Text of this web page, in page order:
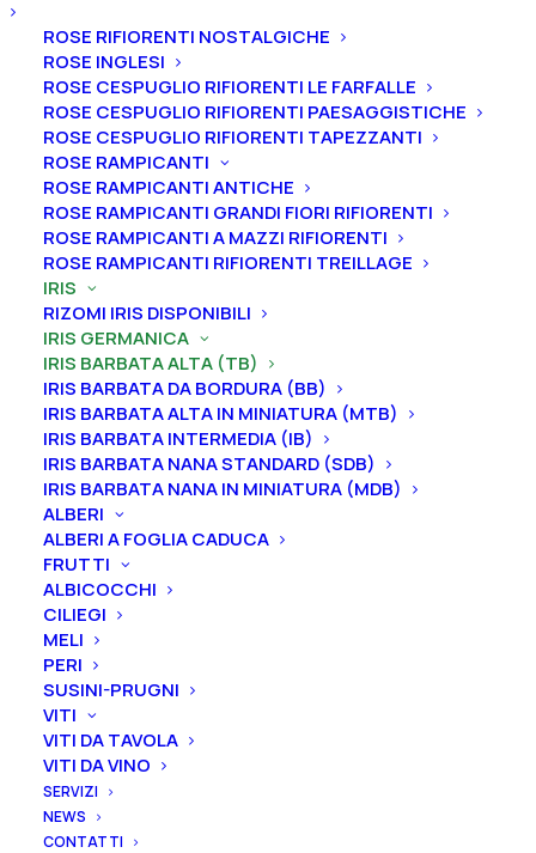
ROSE RIFIORENTI NOSTALGICHE
ROSE INGLESI
ROSE CESPUGLIO RIFIORENTI LE FARFALLE
ROSE CESPUGLIO RIFIORENTI PAESAGGISTICHE
ROSE CESPUGLIO RIFIORENTI TAPEZZANTI
ROSE RAMPICANTI
ROSE RAMPICANTI ANTICHE
ROSE RAMPICANTI GRANDI FIORI RIFIORENTI
ROSE RAMPICANTI A MAZZI RIFIORENTI
ROSE RAMPICANTI RIFIORENTI TREILLAGE
IRIS
RIZOMI IRIS DISPONIBILI
IRIS GERMANICA
IRIS BARBATA ALTA (TB)
IRIS BARBATA DA BORDURA (BB)
IRIS BARBATA ALTA IN MINIATURA (MTB)
IRIS BARBATA INTERMEDIA (IB)
IRIS BARBATA NANA STANDARD (SDB)
IRIS BARBATA NANA IN MINIATURA (MDB)
ALBERI
ALBERI A FOGLIA CADUCA
FRUTTI
ALBICOCCHI
CILIEGI
MELI
PERI
SUSINI-PRUGNI
VITI
VITI DA TAVOLA
VITI DA VINO
SERVIZI
NEWS
CONTATTI
Home Iris Iris germanica
Iris germanica “Champagne Journey”
Iris germanica
“Champagne Journey”
From5,00€
L’iris germanica “Champagne Journey
crema con sfumature verde oliva pastello, più intensi
alla nervatura centrale, ali color lavanda blu che si
schiariscono verso il bordo con sfumature verde oliva
attorno alle barbe giallo-crema tenui, profumo
leggermente dolce.Altezza 89 cm. Fioritura medio
precoce.
Le piante diIris in vasosono disponibili in
periodomentre i
nel periodo che va
Formato
Iris
germanica
"Champagne